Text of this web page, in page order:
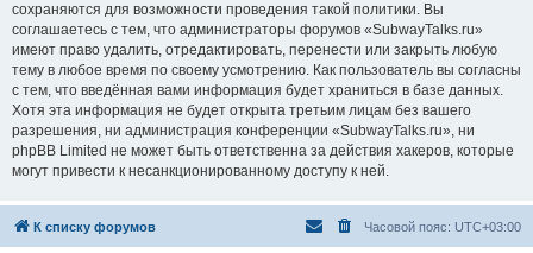
сохраняются для возможности проведения такой политики. Вы
соглашаетесь с тем, что администраторы форумов «SubwayTalks.ru»
имеют право удалить, отредактировать, перенести или закрыть любую
тему в любое время по своему усмотрению. Как пользователь вы согласны
с тем, что введённая вами информация будет храниться в базе данных.
Хотя эта информация не будет открыта третьим лицам без вашего
разрешения, ни администрация конференции «SubwayTalks.ru», ни
phpBB Limited не может быть ответственна за действия хакеров, которые
могут привести к несанкционированному доступу к ней.
К списку форумов Часовой пояс: UTC+03:00